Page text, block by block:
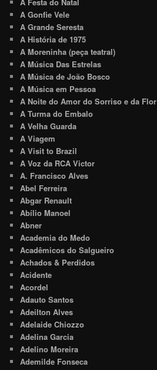
A Festa do Natal
A Gonfie Vele
A Grande Seresta
A História de 1975
A Moreninha (peça teatral)
A Música Das Estrelas
A Música de João Bosco
A Música em Pessoa
A Noite do Amor do Sorriso e da Flor
A Turma do Embalo
A Velha Guarda
A Viagem
A Visit to Brazil
A Voz da RCA Victor
A. Francisco Alves
Abel Ferreira
Abgar Renault
Abílio Manoel
Abner
Academia do Medo
Acadêmicos do Salgueiro
Achados & Perdidos
Acidente
Acordel
Adauto Santos
Adeilton Alves
Adelaide Chiozzo
Adelina Garcia
Adelino Moreira
Ademilde Fonseca